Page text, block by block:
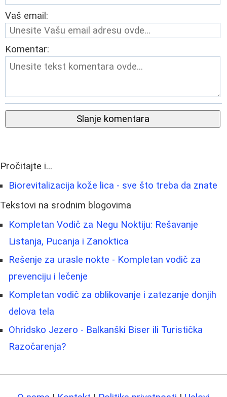
Vaš email:
Komentar:
Slanje komentara
Pročitajte i...
Biorevitalizacija kože lica - sve što treba da znate
Tekstovi na srodnim blogovima
Kompletan Vodič za Negu Noktiju: Rešavanje
Listanja, Pucanja i Zanoktica
Rešenje za urasle nokte - Kompletan vodič za
prevenciju i lečenje
Kompletan vodič za oblikovanje i zatezanje donjih
delova tela
Ohridsko Jezero - Balkanški Biser ili Turistička
Razočarenja?